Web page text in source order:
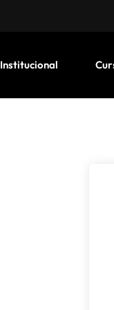
Institucional